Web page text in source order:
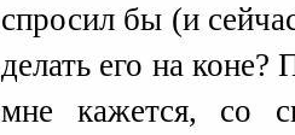
спросил бы (и
делать его на коне?
мне кажется, со